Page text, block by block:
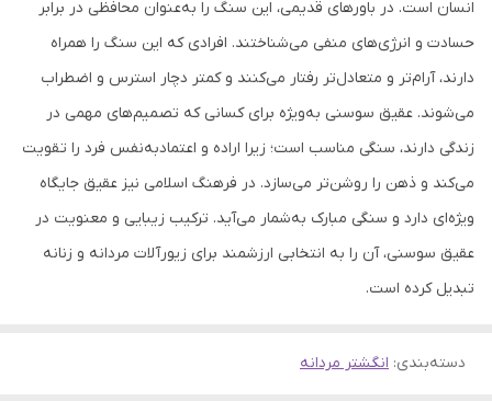
انسان است. در باورهای قدیمی، این سنگ را به‌عنوان محافظی در برابر
حسادت و انرژی‌های منفی می‌شناختند. افرادی که این سنگ را همراه
دارند، آرام‌تر و متعادل‌تر رفتار می‌کنند و کمتر دچار استرس و اضطراب
می‌شوند. عقیق سوسنی به‌ویژه برای کسانی که تصمیم‌های مهمی در
زندگی دارند، سنگی مناسب است؛ زیرا اراده و اعتمادبه‌نفس فرد را تقویت
می‌کند و ذهن را روشن‌تر می‌سازد. در فرهنگ اسلامی نیز عقیق جایگاه
ویژه‌ای دارد و سنگی مبارک به‌شمار می‌آید. ترکیب زیبایی و معنویت در
عقیق سوسنی، آن را به انتخابی ارزشمند برای زیورآلات مردانه و زنانه
تبدیل کرده است.
دسته‌بندی: انگشتر مردانه